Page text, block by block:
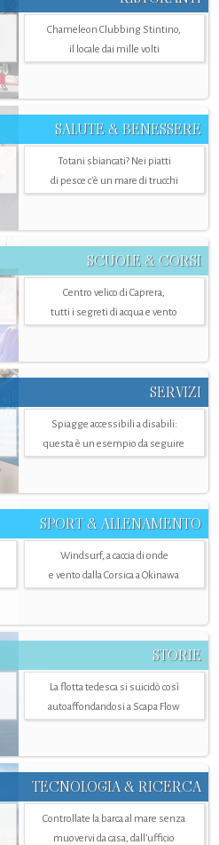
Chameleon Clubbing Stintino,
il locale dai mille volti
SALUTE & BENESSERE
Totani sbiancati? Nei piatti
di pesce c'è un mare di trucchi
SCUOLE & CORSI
Centro velico di Caprera,
tutti i segreti di acqua e vento
SERVIZI
Spiagge accessibili a disabili:
questa è un esempio da seguire
SPORT & ALLENAMENTO
Windsurf, a caccia di onde
e vento dalla Corsica a Okinawa
STORIE
La flotta tedesca si suicidò così
autoaffondandosi a Scapa Flow
TECNOLOGIA & RICERCA
Controllate la barca al mare senza
muovervi da casa, dall’ufficio